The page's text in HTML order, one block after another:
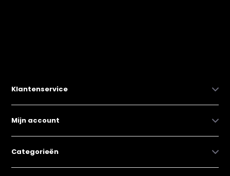
Klantenservice
Mijn account
Categorieën